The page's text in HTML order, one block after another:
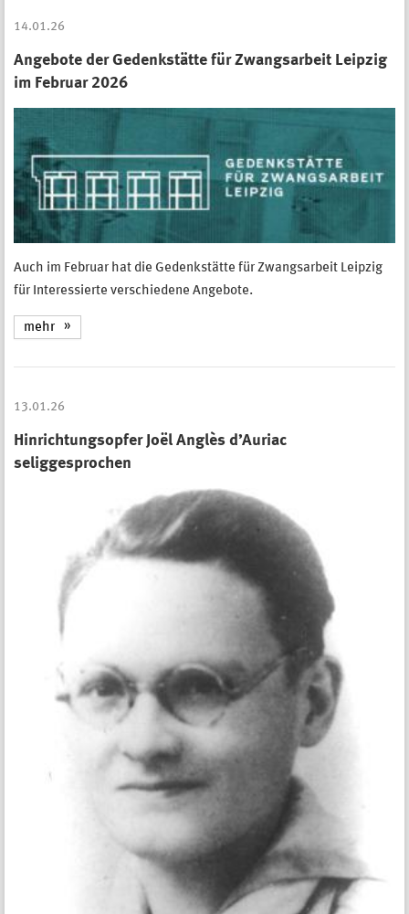
14.01.26
Angebote der Gedenkstätte für Zwangsarbeit Leipzig
im Februar 2026
Auch im Februar hat die Gedenkstätte für Zwangsarbeit Leipzig
für Interessierte verschiedene Angebote.
mehr
13.01.26
Hinrichtungsopfer Joël Anglès d’Auriac
seliggesprochen